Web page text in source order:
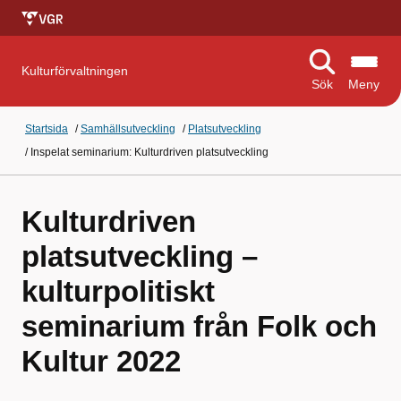
Kulturförvaltningen
Sök
Meny
Startsida /Samhällsutveckling / Platsutveckling
/ Inspelat seminarium: Kulturdriven platsutveckling
Kulturdriven
platsutveckling –
kulturpolitiskt
seminarium från Folk och
Kultur 2022